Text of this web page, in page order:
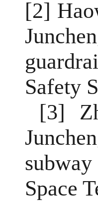
[2]
Safety
[3]
Space